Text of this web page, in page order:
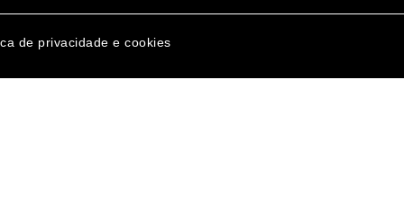
de privacidade e cookies